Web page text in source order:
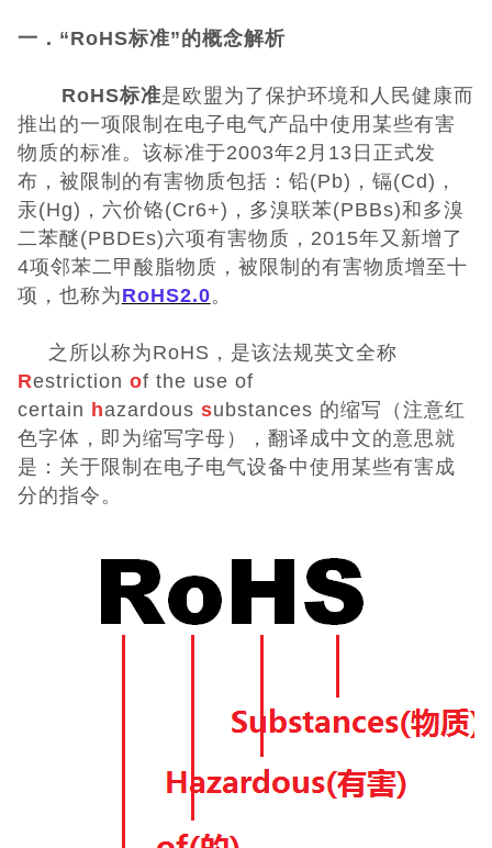
CQC认证
中国能效标识
中国节能认证
CE认证
欧盟认证
日本PSE认证
ECE认证
低压电器3C认
一．“RoHS标准”的概念解析
RoHS标准是欧盟为了保护环境和人民健康而
推出的一项限制在电子电气产品中使用某些有害
物质的标准。该标准于2003年2月13日正式发
布，被限制的有害物质包括：铅(Pb)，镉(Cd)，
汞(Hg)，六价铬(Cr6+)，多溴联苯(PBBs)和多溴
二苯醚(PBDEs)六项有害物质，2015年又新增了
4项邻苯二甲酸脂物质，被限制的有害物质增至十
项，也称为RoHS2.0。
之所以称为RoHS，是该法规英文全称
Restriction of the use of
certain hazardous substances 的缩写（注意红
色字体，即为缩写字母），翻译成中文的意思就
是：关于限制在电子电气设备中使用某些有害成
分的指令。